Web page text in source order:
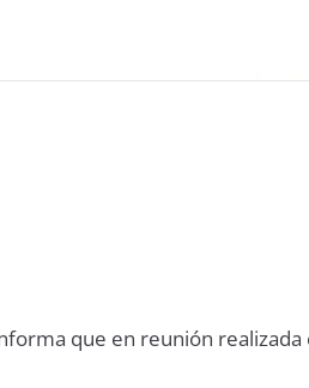
que en reunión realizada